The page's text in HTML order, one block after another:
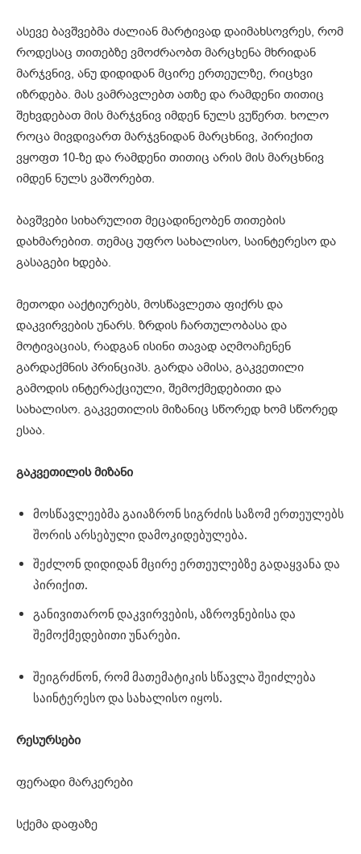
ასევე ბავშვებმა ძალიან მარტივად დაიმახსოვრეს, რომ
როდესაც თითებზე ვმოძრაობთ მარცხენა მხრიდან
მარჯვნივ, ანუ დიდიდან მცირე ერთეულზე, რიცხვი
იზრდება. მას ვამრავლებთ ათზე და რამდენი თითიც
შეხვდებათ მის მარჯვნივ იმდენ ნულს ვუწერთ. ხოლო
როცა მივდივართ მარჯვნიდან მარცხნივ, პირიქით
ვყოფთ 10-ზე და რამდენი თითიც არის მის მარცხნივ
იმდენ ნულს ვაშორებთ.
ბავშვები სიხარულით მეცადინეობენ თითების
დახმარებით. თემაც უფრო სახალისო, საინტერესო და
გასაგები ხდება.
მეთოდი ააქტიურებს, მოსწავლეთა ფიქრს და
დაკვირვების უნარს. ზრდის ჩართულობასა და
მოტივაციას, რადგან ისინი თავად აღმოაჩენენ
გარდაქმნის პრინციპს. გარდა ამისა, გაკვეთილი
გამოდის ინტერაქციული, შემოქმედებითი და
სახალისო. გაკვეთილის მიზანიც სწორედ ხომ სწორედ
ესაა.
გაკვეთილის მიზანი
მოსწავლეებმა გაიაზრონ სიგრძის საზომ ერთეულებს
შორის არსებული დამოკიდებულება.
შეძლონ დიდიდან მცირე ერთეულებზე გადაყვანა და
პირიქით.
განივითარონ დაკვირვების, აზროვნებისა და
შემოქმედებითი უნარები.
შეიგრძნონ, რომ მათემატიკის სწავლა შეიძლება
საინტერესო და სახალისო იყოს.
რესურსები
ფერადი მარკერები
სქემა დაფაზე